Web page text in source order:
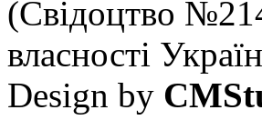
(Свідоцтво
власності
Design by